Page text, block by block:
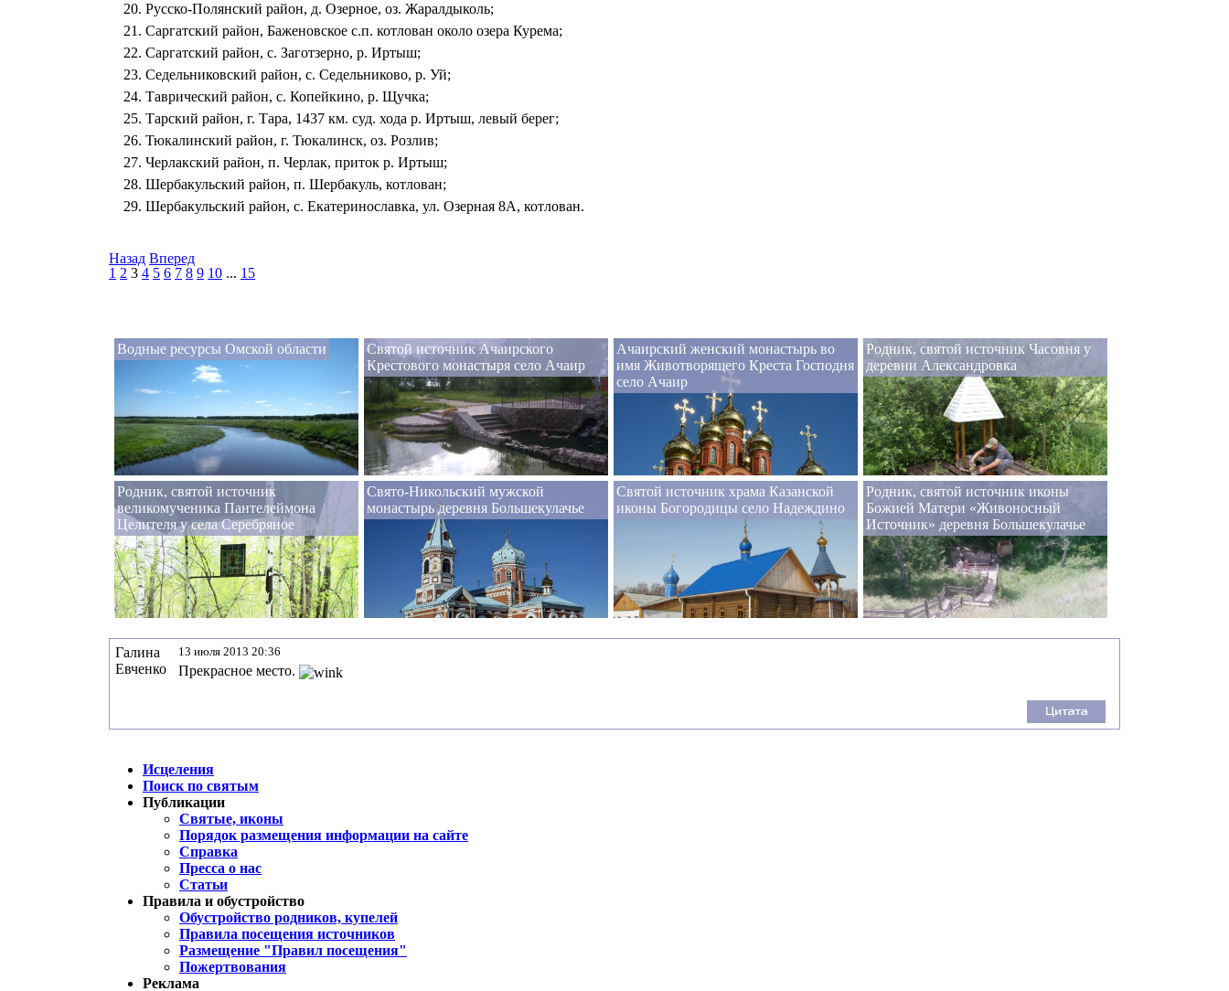
Русско-Полянский район, д. Озерное, оз. Жаралдыколь;
Саргатский район, Баженовское с.п. котлован около озера Курема;
Саргатский район, с. Заготзерно, р. Иртыш;
Седельниковский район, с. Седельниково, р. Уй;
Таврический район, с. Копейкино, р. Щучка;
Тарский район, г. Тара, 1437 км. суд. хода р. Иртыш, левый берег;
Тюкалинский район, г. Тюкалинск, оз. Розлив;
Черлакский район, п. Черлак, приток р. Иртыш;
Шербакульский район, п. Шербакуль, котлован;
Шербакульский район, с. Екатеринославка, ул. Озерная 8А, котлован.
1 2 3 4 5 6 7 8 9 10 ... 15
Назад Вперед
Водные ресурсы Омской области
Святой источник Ачаирского
Крестового монастыря село Ачаир
Ачаирский женский монастырь во
имя Животворящего Креста Господня
село Ачаир
Родник, святой источник Часовня у
деревни Александровка
Родник, святой источник
великомученика Пантелеймона
Целителя у села Серебряное
Свято-Никольский мужской
монастырь деревня Большекулачье
Святой источник храма Казанской
иконы Богородицы село Надеждино
Родник, святой источник иконы
Божией Матери «Живоносный
Источник» деревня Большекулачье
Галина
Евченко
13 июля 2013 20:36
Прекрасное место.
Исцеления
Поиск по святым
Публикации
Святые, иконы
Порядок размещения информации на сайте
Справка
Пресса о нас
Статьи
Правила и обустройство
Обустройство родников, купелей
Правила посещения источников
Размещение "Правил посещения"
Пожертвования
Реклама